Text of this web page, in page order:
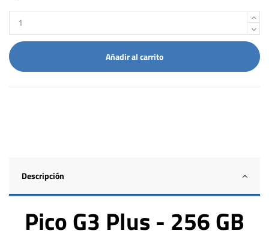
Añadir al carrito
Descripción
Pico G3 Plus - 256 GB